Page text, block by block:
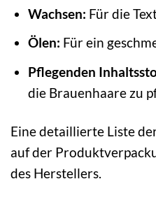
Wachsen: Für die
Ölen: Für ein
Pflegenden
die Brauenhaare zu
Eine detaillierte Liste
auf der
des Herstellers.